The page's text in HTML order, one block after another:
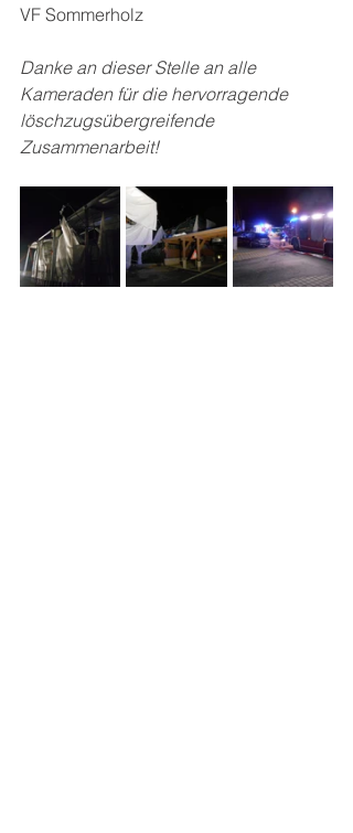
VF Sommerholz
Danke an dieser Stelle an alle
Kameraden für die hervorragende
löschzugsübergreifende
Zusammenarbeit!